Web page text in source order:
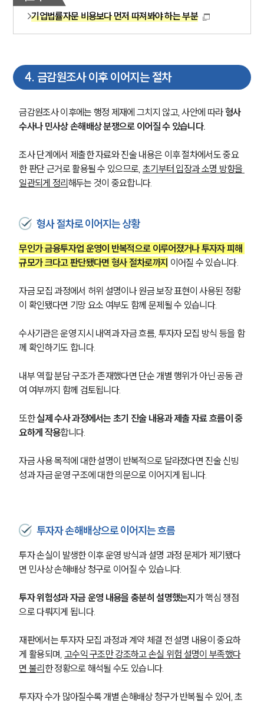
주요 업무사례
사례분석/최신동향
법률정보
고객후기
업무분야
금융·자본시장그룹 업무
전체
구성원 소개
금융전문변호사
소식/자료
공지사항
법률 블로그
세미나
대륜법률상담예약
기업법률자문 비용보다 먼저 따져봐야 하는 부분
4. 금감원조사 이후 이어지는 절차
금감원조사 이후에는 행정 제재에 그치지 않고, 사안에 따라 형사
수사나 민사상 손해배상 분쟁으로 이어질 수 있습니다.
조사 단계에서 제출한 자료와 진술 내용은 이후 절차에서도 중요
한 판단 근거로 활용될 수 있으므로, 초기부터 입장과 소명 방향을
일관되게 정리해두는 것이 중요합니다.
형사 절차로 이어지는 상황
무인가 금융투자업 운영이 반복적으로 이루어졌거나 투자자 피해
규모가 크다고 판단됐다면 형사 절차로까지 이어질 수 있습니다.
자금 모집 과정에서 허위 설명이나 원금 보장 표현이 사용된 정황
이 확인됐다면 기망 요소 여부도 함께 문제될 수 있습니다.
수사기관은 운영 지시 내역과 자금 흐름, 투자자 모집 방식 등을 함
께 확인하기도 합니다.
내부 역할 분담 구조가 존재했다면 단순 개별 행위가 아닌 공동 관
여 여부까지 함께 검토됩니다.
또한 실제 수사 과정에서는 초기 진술 내용과 제출 자료 흐름이 중
요하게 작용합니다.
자금 사용 목적에 대한 설명이 반복적으로 달라졌다면 진술 신빙
성과 자금 운영 구조에 대한 의문으로 이어지게 됩니다.
투자자 손해배상으로 이어지는 흐름
투자 손실이 발생한 이후 운영 방식과 설명 과정 문제가 제기됐다
면 민사상 손해배상 청구로 이어질 수 있습니다.
투자 위험성과 자금 운영 내용을 충분히 설명했는지가 핵심 쟁점
으로 다뤄지게 됩니다.
재판에서는 투자자 모집 과정과 계약 체결 전 설명 내용이 중요하
게 활용되며, 고수익 구조만 강조하고 손실 위험 설명이 부족했다
면 불리한 정황으로 해석될 수도 있습니다.
투자자 수가 많아질수록 개별 손해배상 청구가 반복될 수 있어, 초